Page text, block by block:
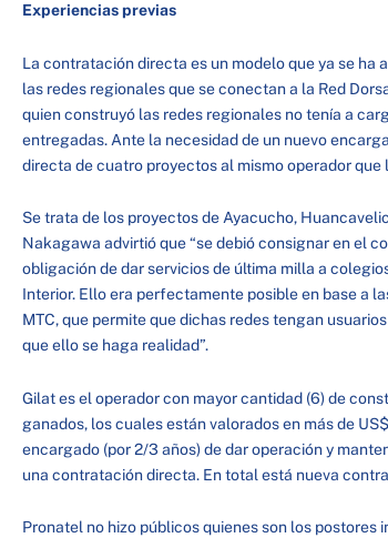
Experiencias previas
La contratación directa es un modelo que ya se
las redes regionales que se conectan a la Red
quien construyó las redes regionales no tenía a
entregadas. Ante la necesidad de un nuevo
directa de cuatro proyectos al mismo operador que
Se trata de los proyectos de Ayacucho,
Nakagawa advirtió que “se debió consignar en el
obligación de dar servicios de última milla a
Interior. Ello era perfectamente posible en base a
MTC, que permite que dichas redes tengan
que ello se haga realidad”.
Gilat es el operador con mayor cantidad (6) de
ganados, los cuales están valorados en más de
encargado (por 2/3 años) de dar operación y
una contratación directa. En total está nueva
Pronatel no hizo públicos quienes son los postores